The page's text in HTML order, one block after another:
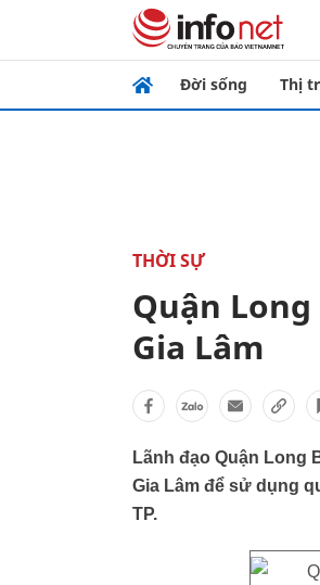
Đời sống Thị
THỜI SỰ
Quận
Gia Lâm
Lãnh đạo Quận Long
Gia Lâm để sử dụng
TP.